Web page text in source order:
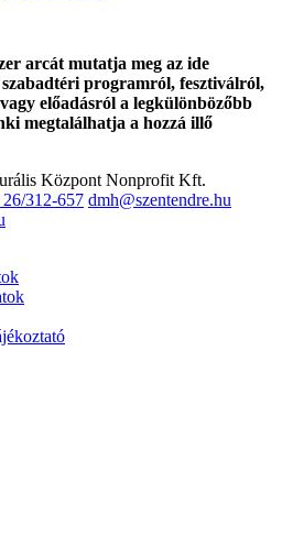
arcát mutatja meg az ide
programról, fesztiválról,
előadásról a legkülönbözőbb
megtalálhatja a hozzá illő
Központ Nonprofit Kft.
26/312-657 dmh@szentendre.hu